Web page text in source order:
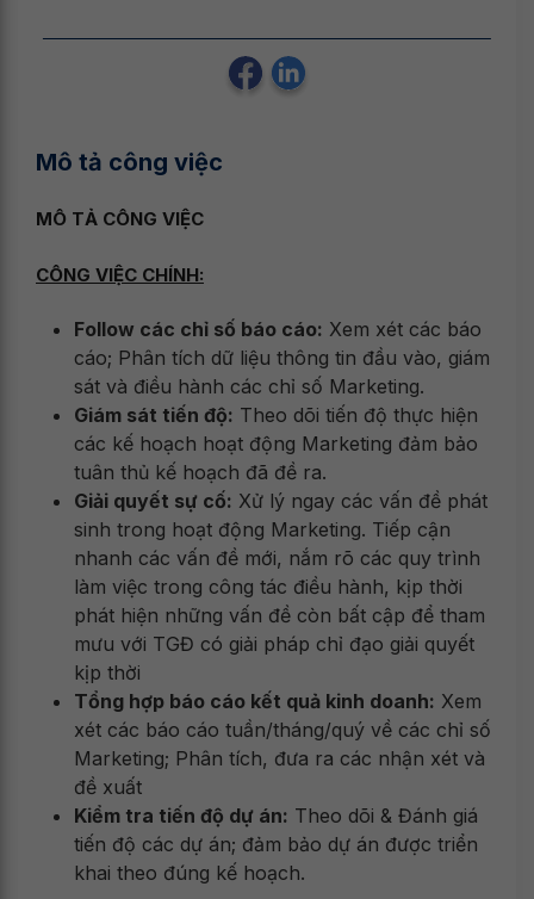
Mô tả công việc
MÔ TẢ CÔNG VIỆC
CÔNG VIỆC CHÍNH:
Follow các chỉ số báo cáo: Xem xét các báo
cáo; Phân tích dữ liệu thông tin đầu vào, giám
sát và điều hành các chỉ số Marketing.
Giám sát tiến độ: Theo dõi tiến độ thực hiện
các kế hoạch hoạt động Marketing đảm bảo
tuân thủ kế hoạch đã đề ra.
Giải quyết sự cố: Xử lý ngay các vấn đề phát
sinh trong hoạt động Marketing. Tiếp cận
nhanh các vấn đề mới, nắm rõ các quy trình
làm việc trong công tác điều hành, kịp thời
phát hiện những vấn đề còn bất cập để tham
mưu với TGĐ có giải pháp chỉ đạo giải quyết
kịp thời
Tổng hợp báo cáo kết quả kinh doanh: Xem
xét các báo cáo tuần/tháng/quý về các chỉ số
Marketing; Phân tích, đưa ra các nhận xét và
đề xuất
Kiểm tra tiến độ dự án: Theo dõi & Đánh giá
tiến độ các dự án; đảm bảo dự án được triển
khai theo đúng kế hoạch.